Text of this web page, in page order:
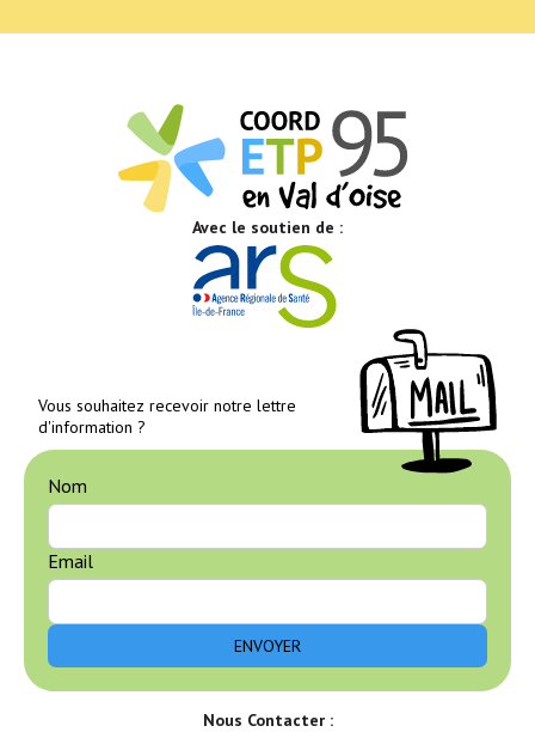
Avec le soutien de :
Nous Contacter :
Vous souhaitez recevoir notre lettre
d'information ?
Nom
Email